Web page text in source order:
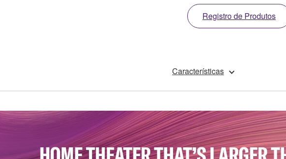
Registro de Produtos
Características